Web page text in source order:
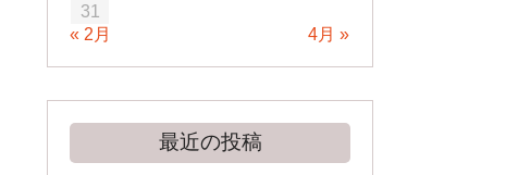
31
« 2月
4月 »
最近の投稿